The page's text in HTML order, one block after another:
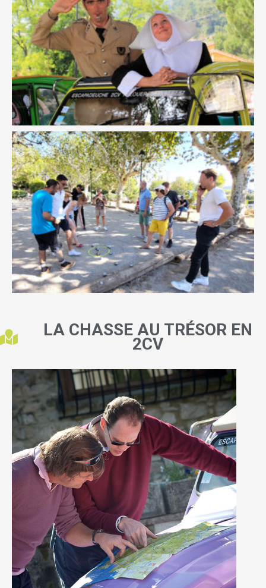
LA CHASSE AU TRÉSOR EN
2CV